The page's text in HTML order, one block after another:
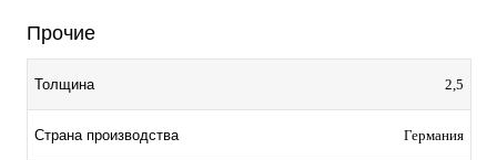
Прочие
Толщина 2,5
Страна производства Германия